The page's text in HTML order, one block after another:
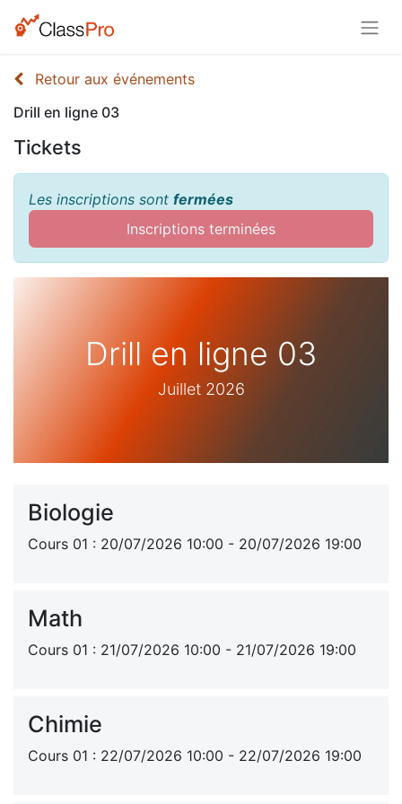
Retour aux événements
Drill en ligne 03
Tickets
Les inscriptions sont fermées
Inscriptions terminées
Drill en ligne 03
Juillet 2026
Biologie
Cours 01 : 20/07/2026 10:00 - 20/07/2026 19:00
Math
Cours 01 : 21/07/2026 10:00 - 21/07/2026 19:00
Chimie
Cours 01 : 22/07/2026 10:00 - 22/07/2026 19:00